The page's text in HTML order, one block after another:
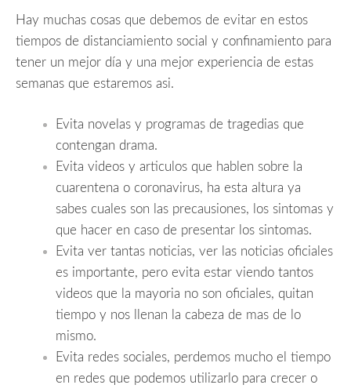
Hay muchas cosas que debemos de evitar en estos
tiempos de distanciamiento social y confinamiento para
tener un mejor día y una mejor experiencia de estas
semanas que estaremos asi.
Evita novelas y programas de tragedias que
contengan drama.
Evita videos y articulos que hablen sobre la
cuarentena o coronavirus, ha esta altura ya
sabes cuales son las precausiones, los sintomas y
que hacer en caso de presentar los sintomas.
Evita ver tantas noticias, ver las noticias oficiales
es importante, pero evita estar viendo tantos
videos que la mayoria no son oficiales, quitan
tiempo y nos llenan la cabeza de mas de lo
mismo.
Evita redes sociales, perdemos mucho el tiempo
en redes que podemos utilizarlo para crecer o